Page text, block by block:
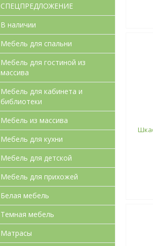
СПЕЦПРЕДЛОЖЕНИЕ
В наличии
Мебель для спальни
Мебель для гостиной из
массива
Мебель для кабинета и
библиотеки
Мебель из массива
Мебель для кухни
Мебель для детcкой
Мебель для прихожей
Белая мебель
Темная мебель
Матрасы